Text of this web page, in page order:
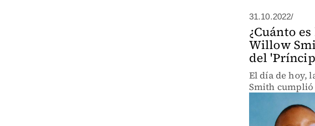
31.10.2022/
¿Cuánto
Willow
del
El día de hoy,
Smith cumplió